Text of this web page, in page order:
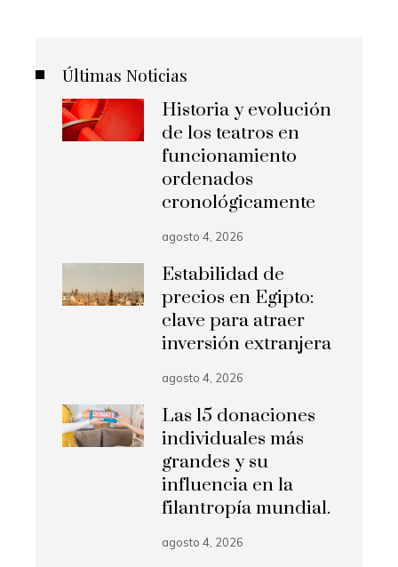
Últimas Noticias
Historia y evolución
de los teatros en
funcionamiento
ordenados
cronológicamente
agosto 4, 2026
Estabilidad de
precios en Egipto:
clave para atraer
inversión extranjera
agosto 4, 2026
Las 15 donaciones
individuales más
grandes y su
influencia en la
filantropía mundial.
agosto 4, 2026